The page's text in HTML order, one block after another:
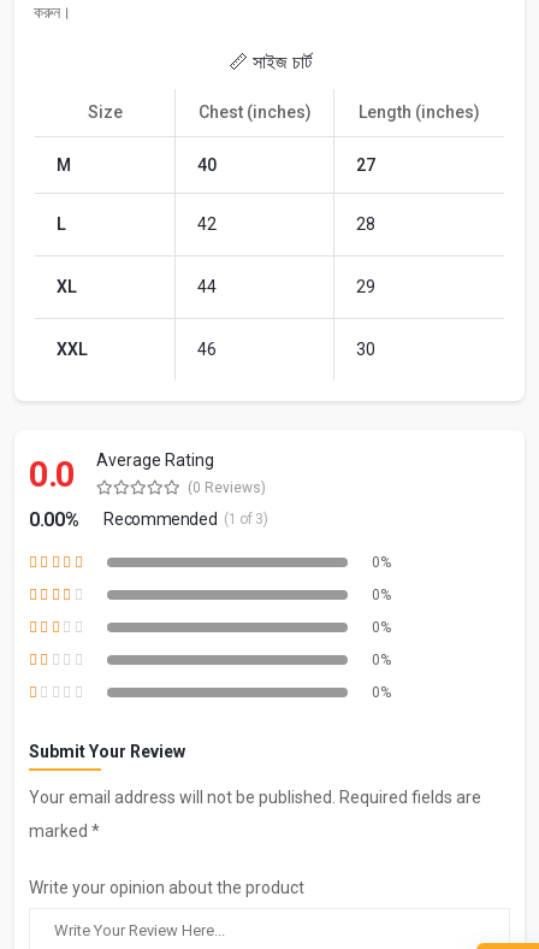
করুন।
📏 সাইজ চার্ট
Size Chest (inches) Length (inches)
M 40 27
L 42 28
XL 44 29
XXL 46 30
0.0 Average Rating
(0 Reviews)
0.00% Recommended (1 of 3)
0%
0%
0%
0%
0%
Submit Your Review
Your email address will not be published. Required fields are
marked *
Write your opinion about the product